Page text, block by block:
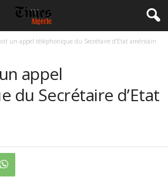
un appel téléphonique du Secrétaire d’Etat américain
appel
du Secrétaire d’Etat